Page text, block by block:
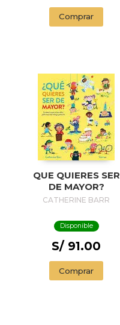
Comprar
QUE QUIERES SER
DE MAYOR?
CATHERINE BARR
Disponible
S/ 91.00
Comprar